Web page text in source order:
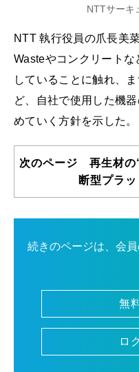
NTTサーキ
NTT 執行役員の爪長美
Wasteやコンクリート
していることに触れ、
ど、自社で使用した機
めていく方針を示した。
次のページ 再生材の
断型プラ
続きのページは、会
無
ロ